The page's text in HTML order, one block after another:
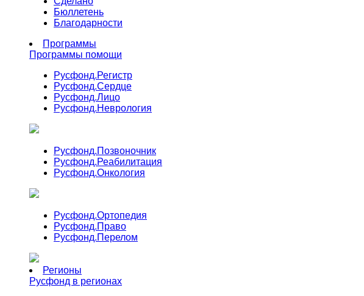
Бюллетень
Благодарности
Программы
Программы помощи
Русфонд.Регистр
Русфонд.Сердце
Русфонд.Лицо
Русфонд.Неврология
Русфонд.Позвоночник
Русфонд.Реабилитация
Русфонд.Онкология
Русфонд.Ортопедия
Русфонд.Право
Русфонд.Перелом
Регионы
Русфонд в регионах